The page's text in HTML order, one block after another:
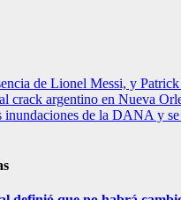
de Lionel Messi, y
crack argentino en Nueva
inundaciones de la DANA y se